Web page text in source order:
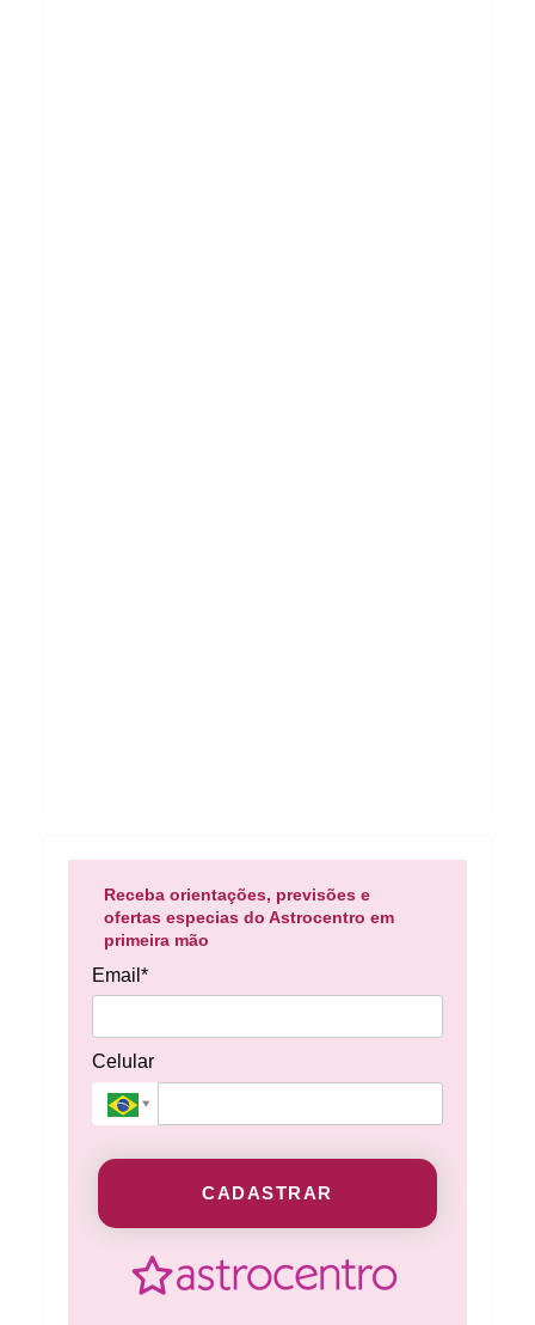
Receba orientações, previsões e
ofertas especias do Astrocentro em
primeira mão
Email*
Celular
CADASTRAR